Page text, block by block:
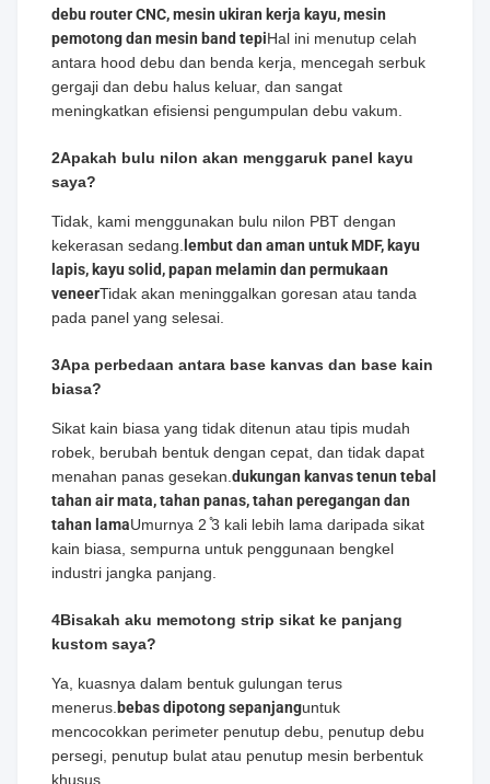
debu router CNC, mesin ukiran kerja kayu, mesin
pemotong dan mesin band tepiHal ini menutup celah
antara hood debu dan benda kerja, mencegah serbuk
gergaji dan debu halus keluar, dan sangat
meningkatkan efisiensi pengumpulan debu vakum.
2Apakah bulu nilon akan menggaruk panel kayu
saya?
Tidak, kami menggunakan bulu nilon PBT dengan
kekerasan sedang. lembut dan aman untuk MDF, kayu
lapis, kayu solid, papan melamin dan permukaan
veneerTidak akan meninggalkan goresan atau tanda
pada panel yang selesai.
3Apa perbedaan antara base kanvas dan base kain
biasa?
Sikat kain biasa yang tidak ditenun atau tipis mudah
robek, berubah bentuk dengan cepat, dan tidak dapat
menahan panas gesekan. dukungan kanvas tenun tebal
tahan air mata, tahan panas, tahan peregangan dan
tahan lamaUmurnya 2 ̊3 kali lebih lama daripada sikat
kain biasa, sempurna untuk penggunaan bengkel
industri jangka panjang.
4Bisakah aku memotong strip sikat ke panjang
kustom saya?
Ya, kuasnya dalam bentuk gulungan terus
menerus. bebas dipotong sepanjanguntuk
mencocokkan perimeter penutup debu, penutup debu
persegi, penutup bulat atau penutup mesin berbentuk
khusus.